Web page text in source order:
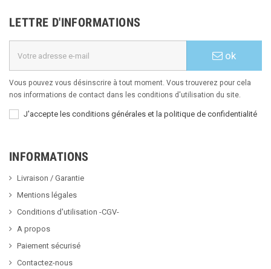
LETTRE D'INFORMATIONS
ok
Vous pouvez vous désinscrire à tout moment. Vous trouverez pour cela
nos informations de contact dans les conditions d'utilisation du site.
J'accepte les conditions générales et la politique de confidentialité
INFORMATIONS
Livraison / Garantie
Mentions légales
Conditions d'utilisation -CGV-
A propos
Paiement sécurisé
Contactez-nous